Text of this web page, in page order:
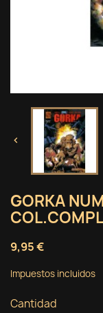

GORKA
9,95 €
Impuestos incluidos
Cantidad